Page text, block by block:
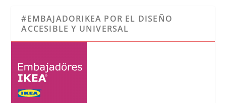
#EMBAJADORIKEA POR EL DISEÑO
ACCESIBLE Y UNIVERSAL